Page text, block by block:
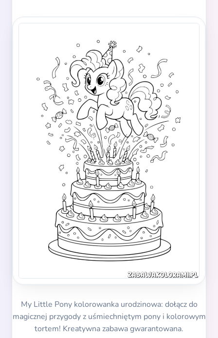
My Little Pony kolorowanka urodzinowa: dołącz do
magicznej przygody z uśmiechniętym pony i kolorowym
tortem! Kreatywna zabawa gwarantowana.